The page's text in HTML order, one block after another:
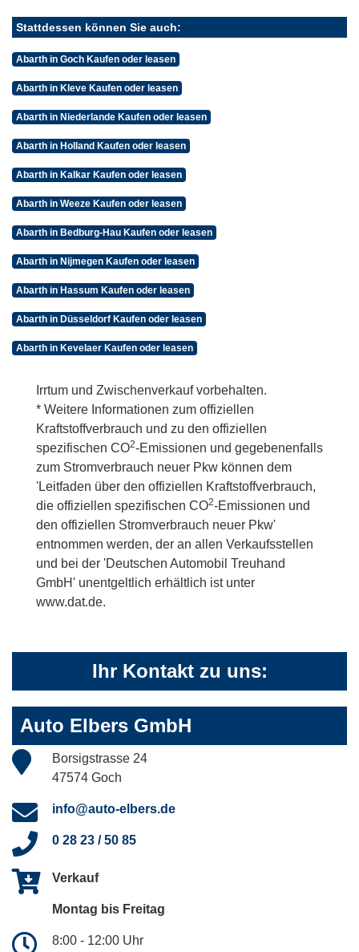
Stattdessen können Sie auch:
Abarth in Goch Kaufen oder leasen
Abarth in Kleve Kaufen oder leasen
Abarth in Niederlande Kaufen oder leasen
Abarth in Holland Kaufen oder leasen
Abarth in Kalkar Kaufen oder leasen
Abarth in Weeze Kaufen oder leasen
Abarth in Bedburg-Hau Kaufen oder leasen
Abarth in Nijmegen Kaufen oder leasen
Abarth in Hassum Kaufen oder leasen
Abarth in Düsseldorf Kaufen oder leasen
Abarth in Kevelaer Kaufen oder leasen
Irrtum und Zwischenverkauf vorbehalten.
* Weitere Informationen zum offiziellen
Kraftstoffverbrauch und zu den offiziellen
spezifischen CO2-Emissionen und gegebenenfalls
zum Stromverbrauch neuer Pkw können dem
'Leitfaden über den offiziellen Kraftstoffverbrauch,
die offiziellen spezifischen CO2-Emissionen und
den offiziellen Stromverbrauch neuer Pkw'
entnommen werden, der an allen Verkaufsstellen
und bei der 'Deutschen Automobil Treuhand
GmbH' unentgeltlich erhältlich ist unter
www.dat.de.
Ihr Kontakt zu uns:
Auto Elbers GmbH
Borsigstrasse 24
47574 Goch
info@auto-elbers.de
0 28 23 / 50 85
Verkauf
Montag bis Freitag
8:00 - 12:00 Uhr